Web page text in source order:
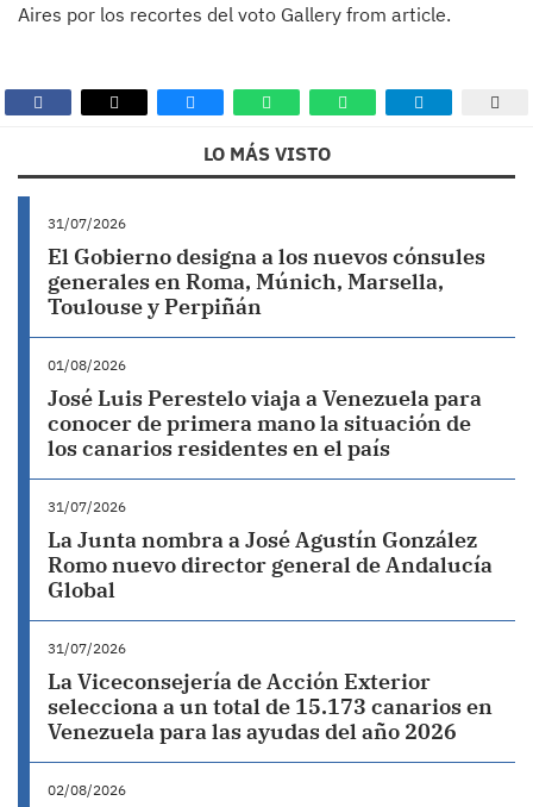
Aires por los recortes del voto Gallery from article.
LO MÁS VISTO
31/07/2026
El Gobierno designa a los nuevos cónsules
generales en Roma, Múnich, Marsella,
Toulouse y Perpiñán
01/08/2026
José Luis Perestelo viaja a Venezuela para
conocer de primera mano la situación de
los canarios residentes en el país
31/07/2026
La Junta nombra a José Agustín González
Romo nuevo director general de Andalucía
Global
31/07/2026
La Viceconsejería de Acción Exterior
selecciona a un total de 15.173 canarios en
Venezuela para las ayudas del año 2026
02/08/2026